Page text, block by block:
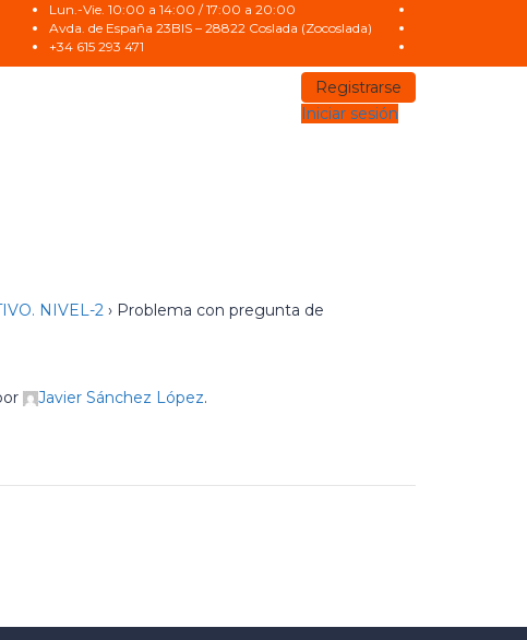
Lun.-Vie. 10:00 a 14:00 / 17:00 a 20:00
Avda. de España 23BIS – 28822 Coslada (Zocoslada)
+34 615 293 471
Registrarse
Iniciar sesión
NIVEL-2 › Problema con pregunta de
Javier Sánchez López.